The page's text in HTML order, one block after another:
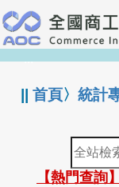
跳
到
主
要
:::
||首頁〉統計
全
站
檢
【熱門查詢